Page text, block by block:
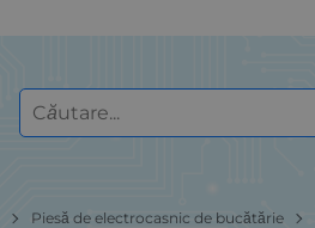
Piesă de electrocasnic de bucătărie